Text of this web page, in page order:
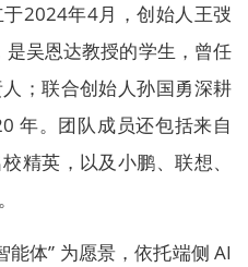
2024年4月，创始人王弢
吴恩达教授的学生，曾任
；联合创始人孙国勇深耕
年。团队成员还包括来自
精英，以及小鹏、联想、
体” 为愿景，依托端侧 AI